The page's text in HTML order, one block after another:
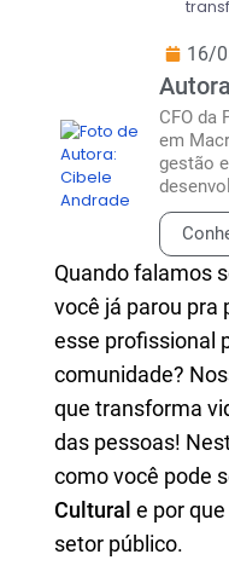
16/
CFO da
em
gestão
Quando falamos
você já parou pra
esse profissional
comunidade?
que transforma
das pessoas!
como você pode
Cultural e por
setor público.